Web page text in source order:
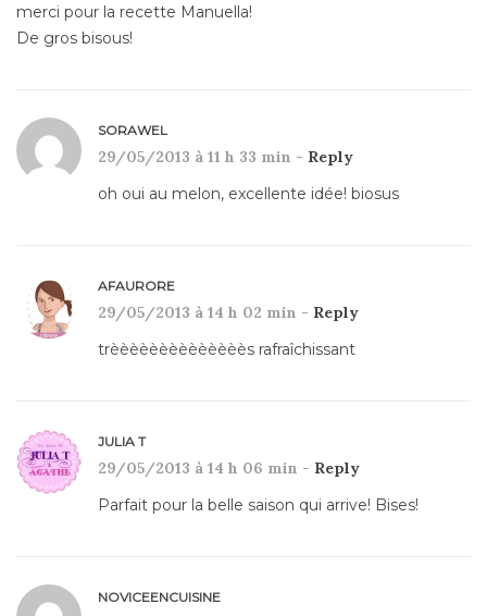
merci pour la recette Manuella!
De gros bisous!
SORAWEL
29/05/2013 à 11 h 33 min - Reply
oh oui au melon, excellente idée! biosus
AFAURORE
29/05/2013 à 14 h 02 min - Reply
trèèèèèèèèèèèèèès rafraîchissant
JULIA T
29/05/2013 à 14 h 06 min - Reply
Parfait pour la belle saison qui arrive! Bises!
NOVICEENCUISINE